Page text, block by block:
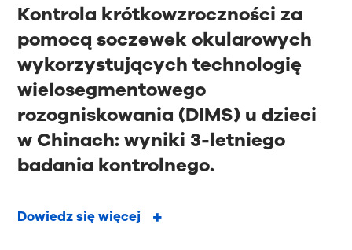
Kontrola krótkowzroczności za
pomocą soczewek okularowych
wykorzystujących technologię
wielosegmentowego
rozogniskowania (DIMS) u dzieci
w Chinach: wyniki 3-letniego
badania kontrolnego.
Dowiedz się więcej